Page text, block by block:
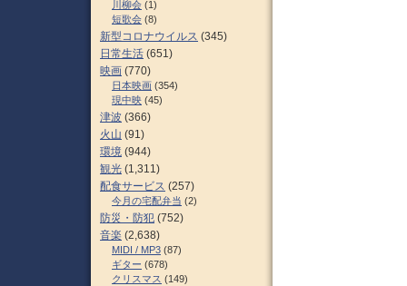
川柳会 (1)
短歌会 (8)
新型コロナウイルス (345)
日常生活 (651)
映画 (770)
日本映画 (354)
現中映 (45)
津波 (366)
火山 (91)
環境 (944)
観光 (1,311)
配食サービス (257)
今月の宅配弁当 (2)
防災・防犯 (752)
音楽 (2,638)
MIDI / MP3 (87)
ギター (678)
クリスマス (149)